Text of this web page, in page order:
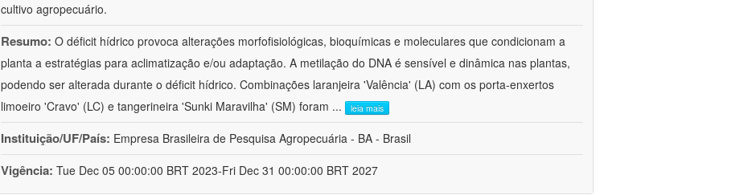
cultivo agropecuário.
Resumo: O déficit hídrico provoca alterações morfofisiológicas, bioquímicas e moleculares que condicionam a
planta a estratégias para aclimatização e/ou adaptação. A metilação do DNA é sensível e dinâmica nas plantas,
podendo ser alterada durante o déficit hídrico. Combinações laranjeira 'Valência' (LA) com os porta-enxertos
limoeiro 'Cravo' (LC) e tangerineira 'Sunki Maravilha' (SM) foram ... leia mais
Instituição/UF/País: Empresa Brasileira de Pesquisa Agropecuária - BA - Brasil
Vigência: Tue Dec 05 00:00:00 BRT 2023-Fri Dec 31 00:00:00 BRT 2027